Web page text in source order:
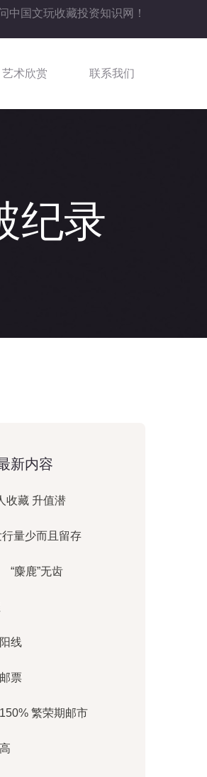
中国文玩收藏投资知识网！
艺术欣赏 联系我们
纪录
新内容
收藏 升值潜
量少而且留存
“麋鹿”无齿
线
票
繁荣期邮市